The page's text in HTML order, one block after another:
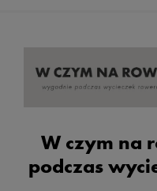
W czym na
podczas